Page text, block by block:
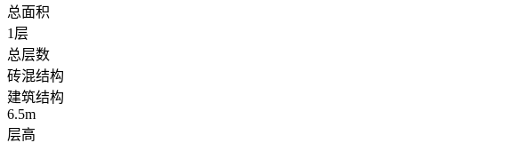
总面积
1层
总层数
砖混结构
建筑结构
6.5m
层高